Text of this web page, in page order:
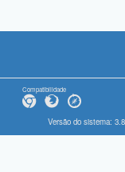
Compatibilidade
Versão do sistema: